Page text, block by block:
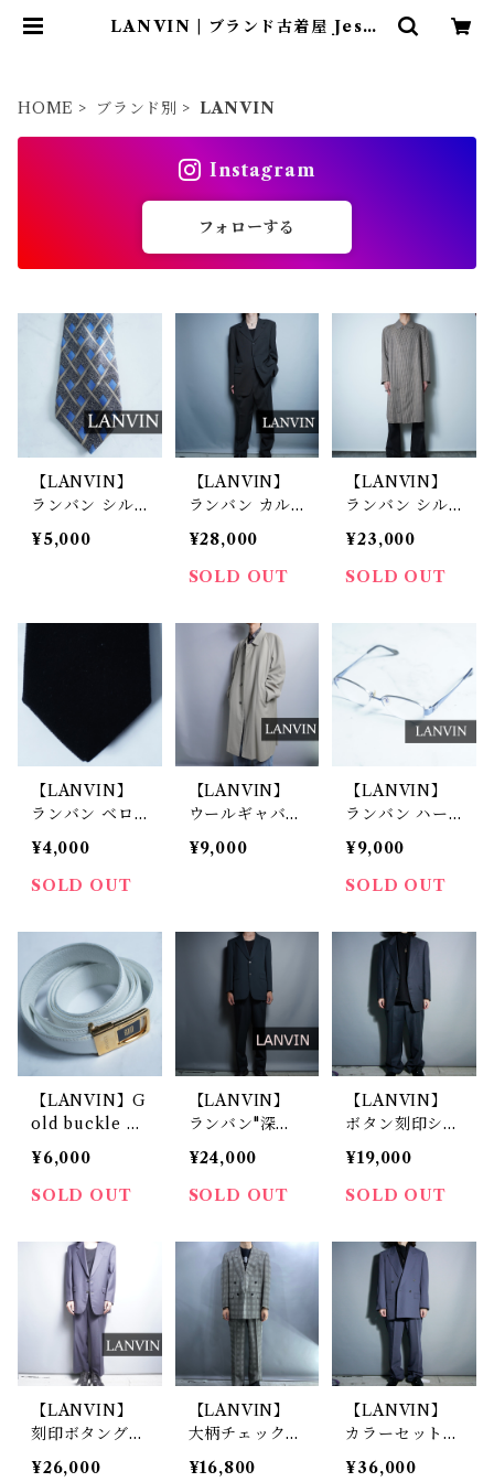
LANVIN | ブランド古着屋 Jesus
HOME ブランド別 LANVIN
Instagram
フォローする
【LANVIN】
ランバン シル
ク100％ ひし形
デザインネクタ
¥5,000
【LANVIN】
ランバン カル
ゼ 綾織 シング
ルセットアップ
スーツ 3B シン
プスーツ navy
¥28,000
SOLD OUT
【LANVIN】
ランバン シル
ク100％千鳥格
子柄ステンカラ
ーコート brow
¥23,000
SOLD OUT
【LANVIN】
ランバン ベロ
アネクタイ bla
¥4,000
SOLD OUT
【LANVIN】
ウールギャバジ
ンラグランベー
ジュステンカラ
¥9,000
【LANVIN】
ランバン ハー
フリムメタルフ
レームサングラ
ス
¥9,000
SOLD OUT
【LANVIN】G
old buckle w
hite leather b
elt "Dead Sto
ck" ゴールド
トレザーベル
ト”デッドスト
ック”
¥6,000
SOLD OUT
【LANVIN】
ランバン"深
緑"カラーセッ
トアップ
¥24,000
SOLD OUT
【LANVIN】
ボタン刻印シン
グルセットアッ
プ
¥19,000
SOLD OUT
【LANVIN】
刻印ボタングレ
ーセットアップ
¥26,000
【LANVIN】
大柄チェックラ
イトグレーセッ
¥16,800
【LANVIN】
カラーセットア
ップウールポリ
¥36,000